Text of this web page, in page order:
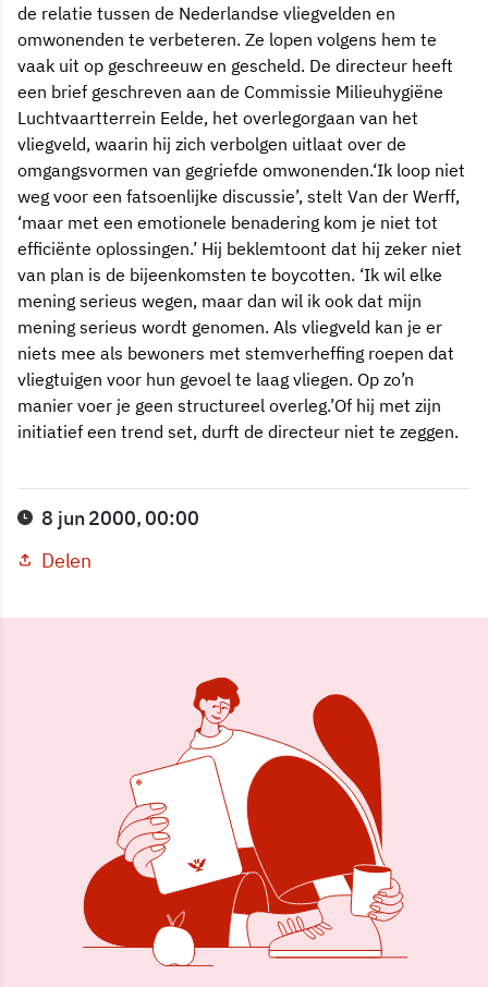
de relatie tussen de Nederlandse vliegvelden en
omwonenden te verbeteren. Ze lopen volgens hem te
vaak uit op geschreeuw en gescheld. De directeur heeft
een brief geschreven aan de Commissie Milieuhygiëne
Luchtvaartterrein Eelde, het overlegorgaan van het
vliegveld, waarin hij zich verbolgen uitlaat over de
omgangsvormen van gegriefde omwonenden.‘Ik loop niet
weg voor een fatsoenlijke discussie’, stelt Van der Werff,
‘maar met een emotionele benadering kom je niet tot
efficiënte oplossingen.’ Hij beklemtoont dat hij zeker niet
van plan is de bijeenkomsten te boycotten. ‘Ik wil elke
mening serieus wegen, maar dan wil ik ook dat mijn
mening serieus wordt genomen. Als vliegveld kan je er
niets mee als bewoners met stemverheffing roepen dat
vliegtuigen voor hun gevoel te laag vliegen. Op zo’n
manier voer je geen structureel overleg.’Of hij met zijn
initiatief een trend set, durft de directeur niet te zeggen.
8 jun 2000, 00:00
Delen